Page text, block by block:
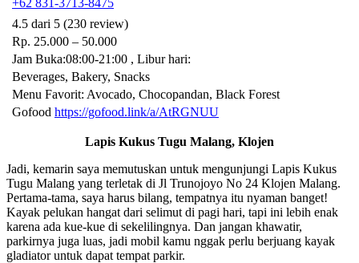
4.5 dari 5 (230 review)
Rp. 25.000 – 50.000
Jam Buka:08:00-21:00 , Libur hari:
Beverages, Bakery, Snacks
Menu Favorit: Avocado, Chocopandan, Black Forest
Gofood https://gofood.link/a/AtRGNUU
Lapis Kukus Tugu Malang, Klojen
Jadi, kemarin saya memutuskan untuk mengunjungi Lapis Kukus
Tugu Malang yang terletak di Jl Trunojoyo No 24 Klojen Malang.
Pertama-tama, saya harus bilang, tempatnya itu nyaman banget!
Kayak pelukan hangat dari selimut di pagi hari, tapi ini lebih enak
karena ada kue-kue di sekelilingnya. Dan jangan khawatir,
parkirnya juga luas, jadi mobil kamu nggak perlu berjuang kayak
gladiator untuk dapat tempat parkir.